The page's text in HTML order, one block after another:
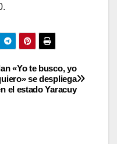
«Yo te busco, yo
se despliega
el estado Yaracuy